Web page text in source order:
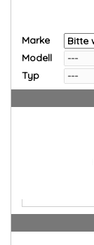
Marke
Modell
Typ